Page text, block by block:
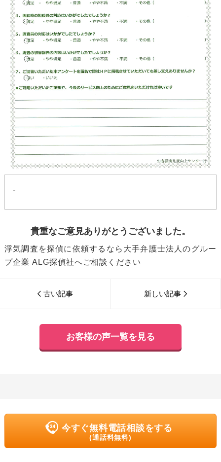
-
貴重なご意見ありがとうございました。
浮気調査を探偵に依頼するなら大手弁護士法人のグルー
プ企業 ALG探偵社へご相談ください
古い記事 新しい記事
お客様の声一覧を見る
今すぐ無料電話相談をする
(通話料無料)